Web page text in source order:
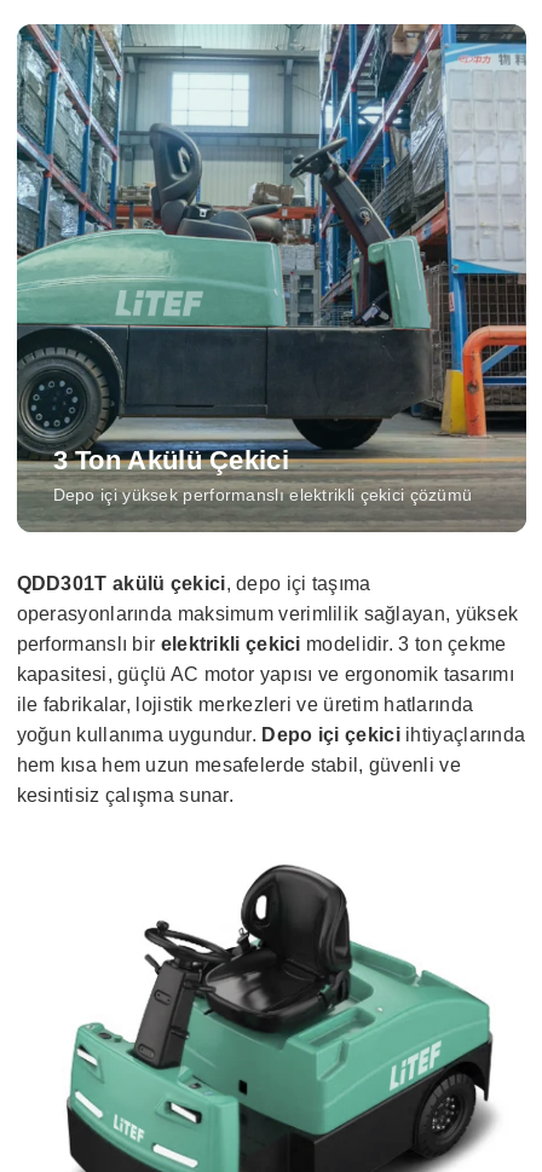
3 Ton Akülü Çekici
Depo içi yüksek performanslı elektrikli çekici çözümü
QDD301T akülü çekici, depo içi taşıma
operasyonlarında maksimum verimlilik sağlayan, yüksek
performanslı bir elektrikli çekici modelidir. 3 ton çekme
kapasitesi, güçlü AC motor yapısı ve ergonomik tasarımı
ile fabrikalar, lojistik merkezleri ve üretim hatlarında
yoğun kullanıma uygundur. Depo içi çekiciihtiyaçlarında
hem kısa hem uzun mesafelerde stabil, güvenli ve
kesintisiz çalışma sunar.